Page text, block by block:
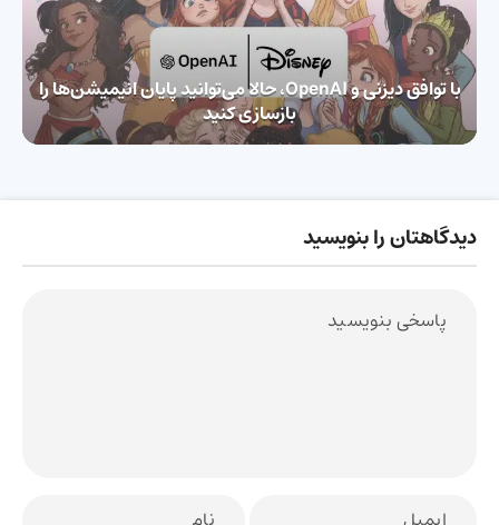
با توافق دیزنی و OpenAI، حالا می‌توانید پایان انیمیشن‌ها را
بازسازی کنید
دیدگاهتان را بنویسید